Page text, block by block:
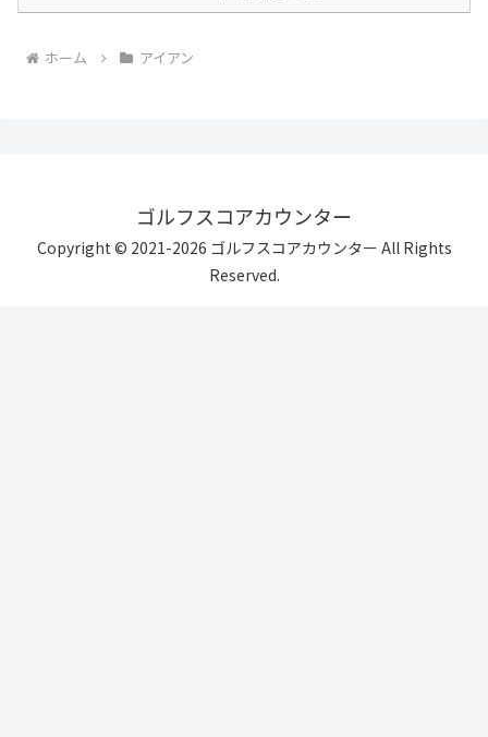
ホーム アイアン
ゴルフスコアカウンター
Copyright © 2021-2026 ゴルフスコアカウンター All Rights
Reserved.